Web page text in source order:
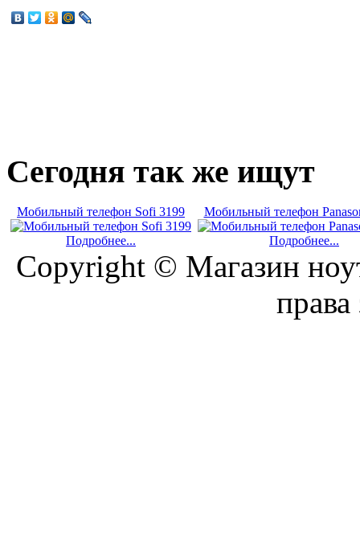
Сегодня так же ищут
Мобильный телефон Sofi 3199
Подробнее...
Мобильный телефон
Подробнее...
Copyright © Магазин